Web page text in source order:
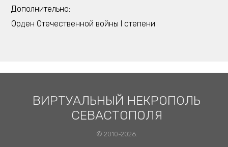
Дополнительно:
Орден Отечественной войны I степени
ВИРТУАЛЬНЫЙ НЕКРОПОЛЬ
СЕВАСТОПОЛЯ
© 2010-2026.